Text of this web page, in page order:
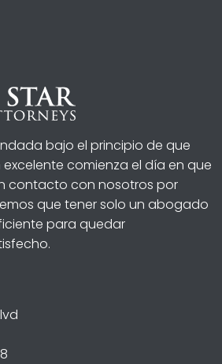
bajo el principio de que
comienza el día en que
contacto con nosotros por
que tener solo un abogado
para quedar